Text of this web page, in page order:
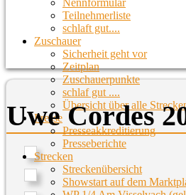
Nennformular
Teilnehmerliste
schlaft gut....
Zuschauer
Sicherheit geht vor
Zeitplan
Zuschauerpunkte
schlaf gut ....
Übersicht über alle
Presse
Presseakkreditierung
Presseberichte
Strecken
Streckenübersicht
Showstart auf dem
Uwe Cordes